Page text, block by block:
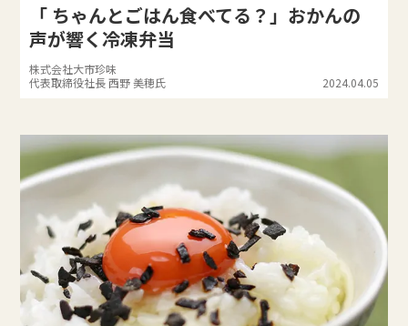
「 ちゃんとごはん食べてる？」おかんの
声が響く冷凍弁当
株式会社大市珍味
代表取締役社長 西野 美穂氏
2024.04.05